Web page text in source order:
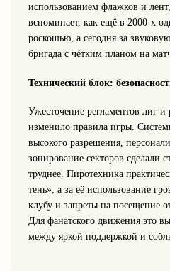
использованием флажков и
вспоминает, как ещё в 2000‑х
роскошью, а сегодня за
бригада с чётким планом на
Технический блок:
Ужесточение регламентов лиг
изменило правила игры.
высокого разрешения,
зонирование секторов сделали
труднее. Пиротехника
тень», а за её использование
клубу и запреты на посещение
Для фанатского движения это
между яркой поддержкой и